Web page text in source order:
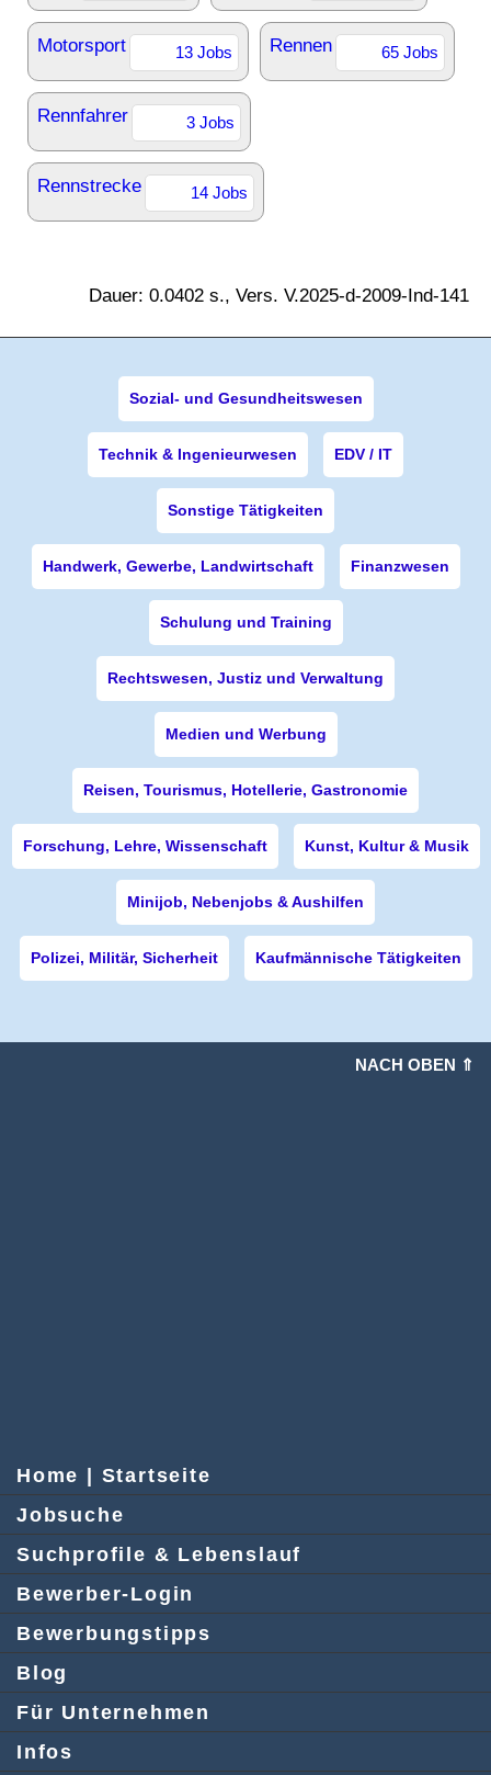
Motorsport 13 Jobs Rennen 65 Jobs
Rennfahrer 3 Jobs
Rennstrecke 14 Jobs
Dauer: 0.0402 s., Vers. V.2025-d-2009-Ind-141
Sozial- und Gesundheitswesen
Technik & Ingenieurwesen EDV / IT
Sonstige Tätigkeiten
Handwerk, Gewerbe, Landwirtschaft Finanzwesen
Schulung und Training
Rechtswesen, Justiz und Verwaltung
Medien und Werbung
Reisen, Tourismus, Hotellerie, Gastronomie
Forschung, Lehre, Wissenschaft Kunst, Kultur & Musik
Minijob, Nebenjobs & Aushilfen
Polizei, Militär, Sicherheit Kaufmännische Tätigkeiten
NACH OBEN ⇑
Home | Startseite
Jobsuche
Suchprofile & Lebenslauf
Bewerber-Login
Bewerbungstipps
Blog
Für Unternehmen
Infos